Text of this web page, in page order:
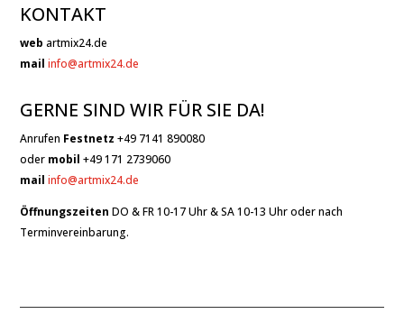
KONTAKT
web artmix24.de
mail info@artmix24.de
GERNE SIND WIR FÜR SIE DA!
Anrufen Festnetz +49 7141 890080
oder mobil +49 171 2739060
mailinfo@artmix24.de
Öffnungszeiten DO & FR 10-17 Uhr & SA 10-13 Uhr oder nach
Terminvereinbarung.